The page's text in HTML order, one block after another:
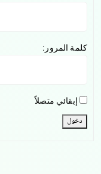
كلمة المرور:
إبقائي متصلاً
دخول